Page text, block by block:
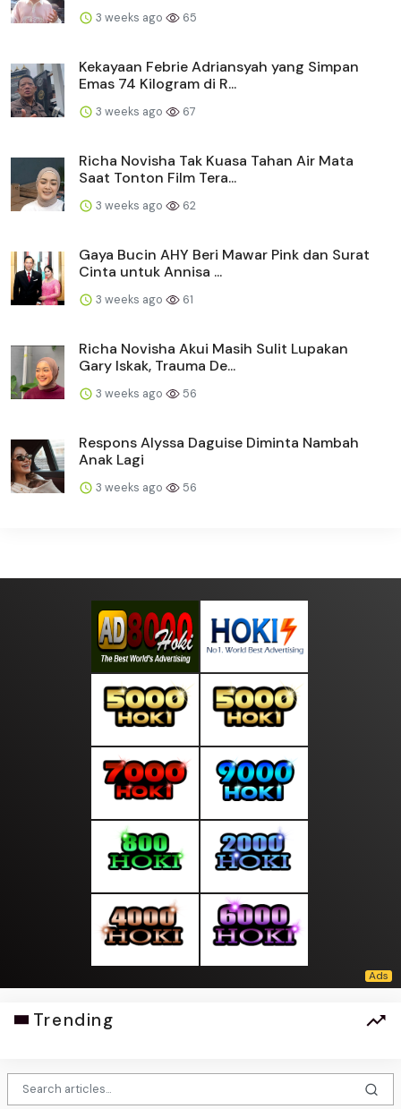
3 weeks ago 65
Kekayaan Febrie Adriansyah yang Simpan
Emas 74 Kilogram di R...
3 weeks ago 67
Richa Novisha Tak Kuasa Tahan Air Mata
Saat Tonton Film Tera...
3 weeks ago 62
Gaya Bucin AHY Beri Mawar Pink dan Surat
Cinta untuk Annisa ...
3 weeks ago 61
Richa Novisha Akui Masih Sulit Lupakan
Gary Iskak, Trauma De...
3 weeks ago 56
Respons Alyssa Daguise Diminta Nambah
Anak Lagi
3 weeks ago 56
Trending